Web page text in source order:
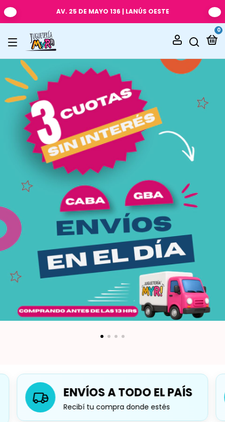
AV. 25 DE MAYO 136 | LANÚS OESTE
0
ENVÍOS A TODO EL PAÍS
Recibí tu compra donde estés